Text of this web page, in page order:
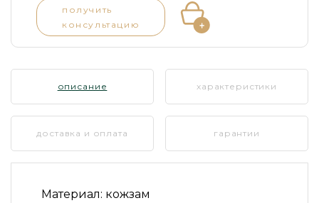
получить
консультацию
описание характеристики
доставка и оплата гарантии
Материал: кожзам